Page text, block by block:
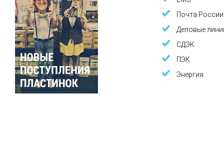
Почта России
Деловые
СДЭК
ПЭК
Энергия